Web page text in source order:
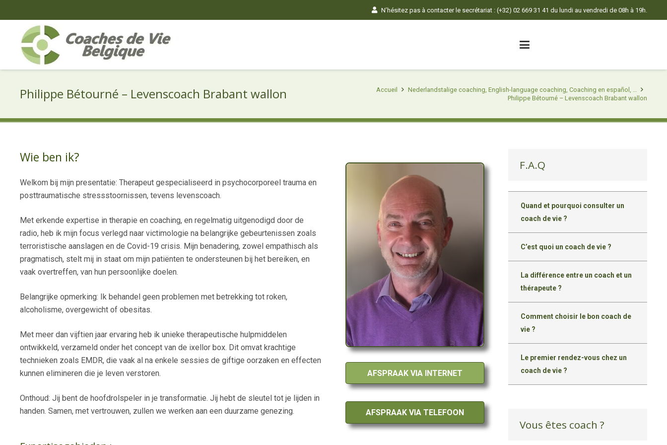
N’hésitez pas à contacter le secrétariat : (+32) 02 669 31 41 du lundi au vendredi de 08h à 19h.
Philippe Bétourné – Levenscoach Brabant wallon Accueil
Nederlandstalige coaching, English-language coaching, Coaching en español, …
Philippe Bétourné – Levenscoach Brabant wallon
Wie ben ik?
Welkom bij mijn presentatie: Therapeut gespecialiseerd in psychocorporeel trauma en
posttraumatische stressstoornissen, tevens levenscoach.
Met erkende expertise in therapie en coaching, en regelmatig uitgenodigd door de
radio, heb ik mijn focus verlegd naar victimologie na belangrijke gebeurtenissen zoals
terroristische aanslagen en de Covid-19 crisis. Mijn benadering, zowel empathisch als
pragmatisch, stelt mij in staat om mijn patiënten te ondersteunen bij het bereiken, en
vaak overtreffen, van hun persoonlijke doelen.
Belangrijke opmerking: Ik behandel geen problemen met betrekking tot roken,
alcoholisme, overgewicht of obesitas.
Met meer dan vijftien jaar ervaring heb ik unieke therapeutische hulpmiddelen
ontwikkeld, verzameld onder het concept van de ixellor box. Dit omvat krachtige
technieken zoals EMDR, die vaak al na enkele sessies de giftige oorzaken en effecten
kunnen elimineren die je leven verstoren.
Onthoud: Jij bent de hoofdrolspeler in je transformatie. Jij hebt de sleutel tot je lijden in
handen. Samen, met vertrouwen, zullen we werken aan een duurzame genezing.
AFSPRAAK VIA INTERNET
AFSPRAAK VIA TELEFOON
F.A.Q
Quand et pourquoi consulter un
coach de vie ?
C’est quoi un coach de vie ?
La différence entre un coach et un
thérapeute ?
Comment choisir le bon coach de
vie ?
Le premier rendez-vous chez un
coach de vie ?
Vous êtes coach ?